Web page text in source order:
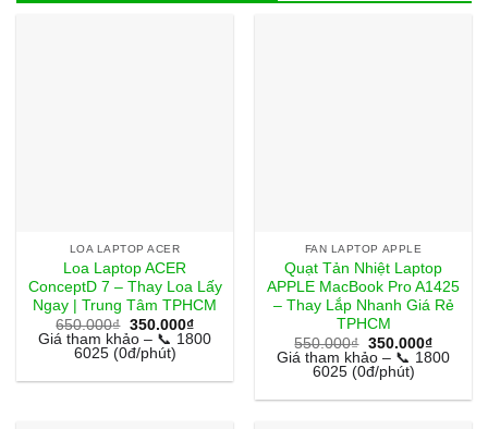
LOA LAPTOP ACER
Loa Laptop ACER
ConceptD 7 – Thay Loa Lấy
Ngay | Trung Tâm TPHCM
650.000₫ Giá
gốc
là:
650.000₫.
350.000₫Giá
hiện
350.000₫.
Giá tham khảo – 📞 1800
6025 (0đ/phút)
FAN LAPTOP APPLE
Quạt Tản Nhiệt Laptop
APPLE MacBook Pro A1425
– Thay Lắp Nhanh Giá Rẻ
TPHCM
550.000₫ Giá
gốc
là:
550.000₫.
350.000₫Giá
hiện
Giá tham khảo – 📞 1800
6025 (0đ/phút)